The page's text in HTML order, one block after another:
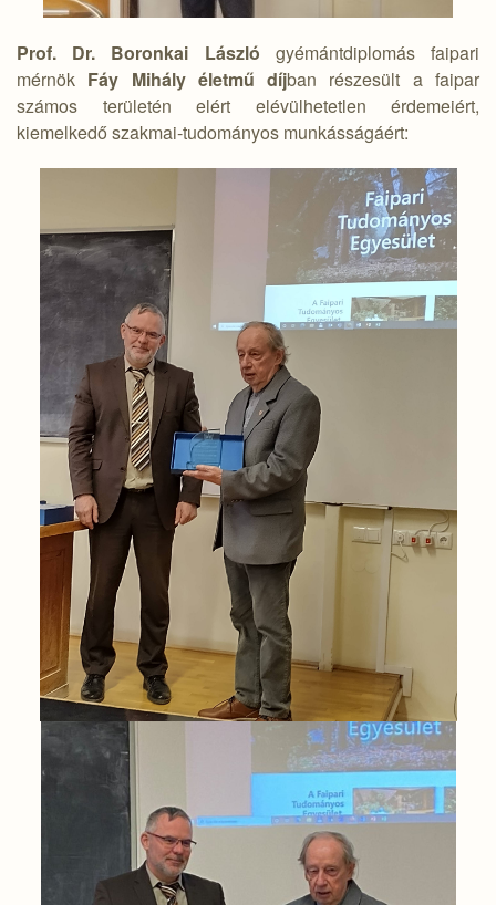
Prof. Dr. Boronkai László gyémántdiplomás faipari
mérnök Fáy Mihály életmű díjban részesült a faipar
számos területén elért elévülhetetlen érdemeiért,
kiemelkedő szakmai-tudományos munkásságáért: